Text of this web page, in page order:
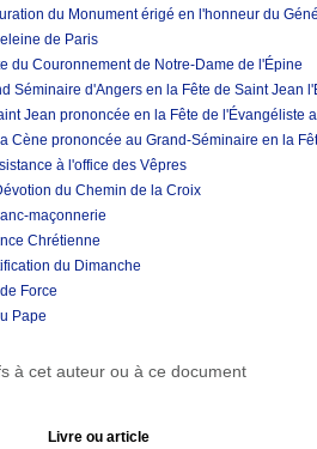
du Monument érigé en l'honneur du
de Paris
du Couronnement de Notre-Dame de l'Épine
Séminaire d'Angers en la Fête de Saint Jean
Jean prononcée en la Fête de l'Évangéliste
Cène prononcée au Grand-Séminaire en la
à l'office des Vêpres
du Chemin de la Croix
maçonnerie
Chrétienne
du Dimanche
Force
Pape
à cet auteur ou à ce document
Livre ou article